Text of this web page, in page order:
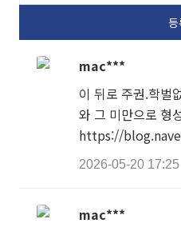
mac***
이 뒤로 주권.학벌
와 그 미만으로 형
https://
2026-05-20 17:25
mac***